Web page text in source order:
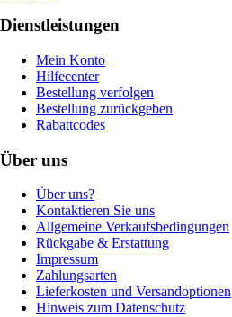
Dienstleistungen
Mein Konto
Hilfecenter
Bestellung verfolgen
Bestellung zurückgeben
Rabattcodes
Über uns
Über uns?
Kontaktieren Sie uns
Allgemeine Verkaufsbedingungen
Rückgabe & Erstattung
Impressum
Zahlungsarten
Lieferkosten und Versandoptionen
Hinweis zum Datenschutz